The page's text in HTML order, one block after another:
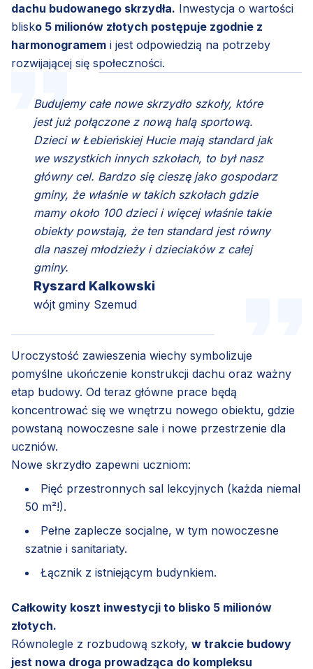
dachu budowanego skrzydła. Inwestycja o wartości
blisko 5 milionów złotych postępuje zgodnie z
harmonogramem i jest odpowiedzią na potrzeby
rozwijającej się społeczności.
Budujemy całe nowe skrzydło szkoły, które
jest już połączone z nową halą sportową.
Dzieci w Łebieńskiej Hucie mają standard jak
we wszystkich innych szkołach, to był nasz
główny cel. Bardzo się cieszę jako gospodarz
gminy, że właśnie w takich szkołach gdzie
mamy około 100 dzieci i więcej właśnie takie
obiekty powstają, że ten standard jest równy
dla naszej młodzieży i dzieciaków z całej
gminy.
Ryszard Kalkowski
wójt gminy Szemud
Uroczystość zawieszenia wiechy symbolizuje
pomyślne ukończenie konstrukcji dachu oraz ważny
etap budowy. Od teraz główne prace będą
koncentrować się we wnętrzu nowego obiektu, gdzie
powstaną nowoczesne sale i nowe przestrzenie dla
uczniów.
Nowe skrzydło zapewni uczniom:
Pięć przestronnych sal lekcyjnych (każda niemal
50 m²!).
Pełne zaplecze socjalne, w tym nowoczesne
szatnie i sanitariaty.
Łącznik z istniejącym budynkiem.
Całkowity koszt inwestycji to blisko 5 milionów
złotych.
Równolegle z rozbudową szkoły, w trakcie budowy
jest nowa droga prowadząca do kompleksu